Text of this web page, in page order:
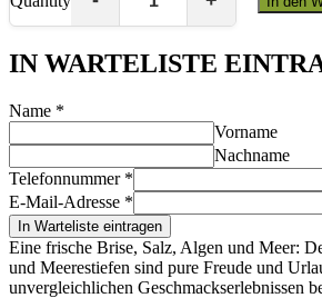
IN WARTELISTE
Name *
Vorname
Nachname
Telefonnummer *
E-Mail-Adresse *
In Warteliste eintragen
Eine frische Brise, Salz, Algen und Meer:
und Meerestiefen sind pure Freude und
unvergleichlichen Geschmackserlebnissen